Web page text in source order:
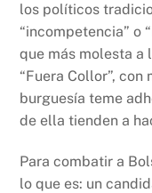
los políticos
“incompetencia” o
que más molesta a
“Fuera Collor”,
burguesía teme
de ella tienden a
Para combatir a
lo que es: un